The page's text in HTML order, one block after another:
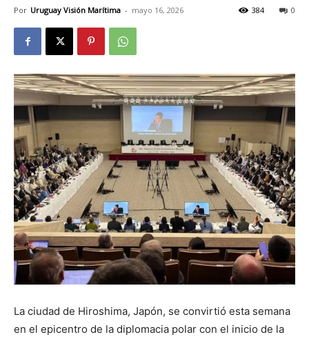
Por Uruguay Visión Marítima - mayo 16, 2026 0
384
La ciudad de Hiroshima, Japón, se convirtió esta semana
en el epicentro de la diplomacia polar con el inicio de la